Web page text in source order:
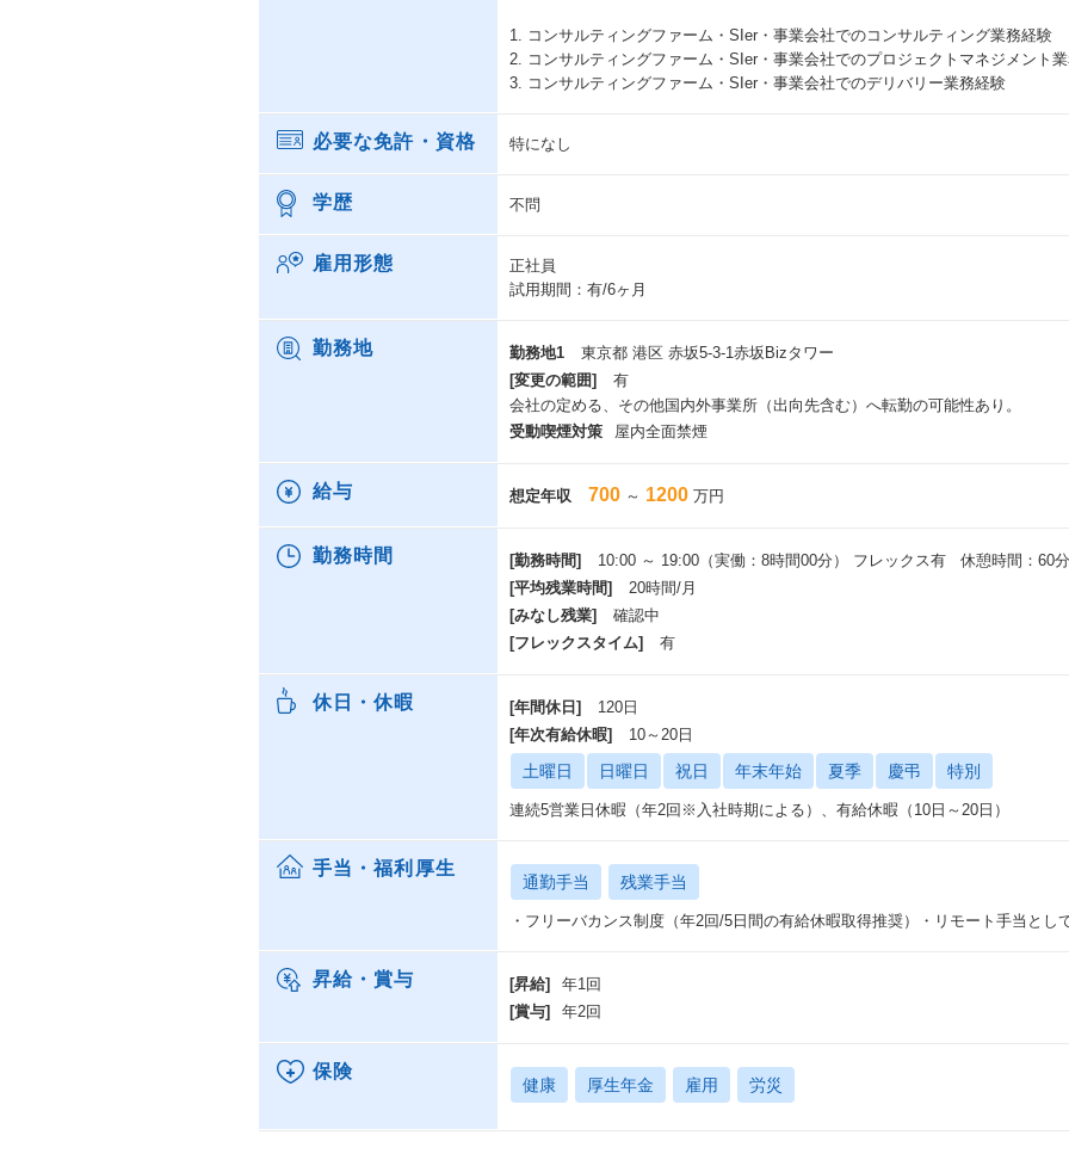
1. コンサルティングファーム・SIer・事業会社でのコンサルティング業務経験
2. コンサルティングファーム・SIer・事業会社でのプロジェクトマネジメント
3. コンサルティングファーム・SIer・事業会社でのデリバリー業務経験
必要な免許・資格 特になし
学歴 不問
雇用形態
正社員
試用期間：有/6ヶ月
勤務地 勤務地1
東京都 港区 赤坂5-3-1赤坂Bizタワー
[変更の範囲]
有
会社の定める、その他国内外事業所（出向先含む）へ転勤の可能性あり。
受動喫煙対策
屋内全面禁煙
給与 想定年収 700 ～ 1200 万円
勤務時間 [勤務時間]
10:00 ～ 19:00（実働：8時間00分） フレックス有 休憩時間：60分
[平均残業時間]
20時間/月
[みなし残業]
確認中
[フレックスタイム]
有
休日・休暇 [年間休日]
120日
[年次有給休暇]
10～20日
土曜日 日曜日 祝日 年末年始 夏季 慶弔 特別
連続5営業日休暇（年2回※入社時期による）、有給休暇（10日～20日）
手当・福利厚生
通勤手当 残業手当
・フリーバカンス制度（年2回/5日間の有給休暇取得推奨）・リモート手当とし
昇給・賞与 [昇給]
年1回
[賞与]
年2回
保険
健康 厚生年金 雇用 労災